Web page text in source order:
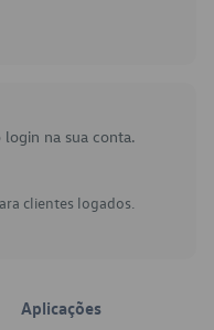
na sua conta.
clientes logados.
Aplicações